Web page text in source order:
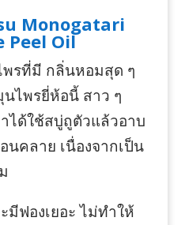
Monogatari
Peel Oil
รที่มี กลิ่นหอมสุด ๆ
ไพรยี่ห้อนี้ สาว ๆ
ได้ใช้สบู่ถูตัวแล้วอาบ
นคลาย เนื่องจากเป็น
มีฟองเยอะ ไม่ทำให้